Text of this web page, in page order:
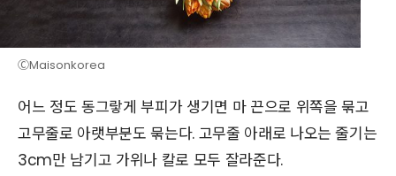
ⒸMaisonkorea
어느 정도 동그랗게 부피가 생기면 마 끈으로 위쪽을 묶고
고무줄로 아랫부분도 묶는다. 고무줄 아래로 나오는 줄기는
3cm만 남기고 가위나 칼로 모두 잘라준다.